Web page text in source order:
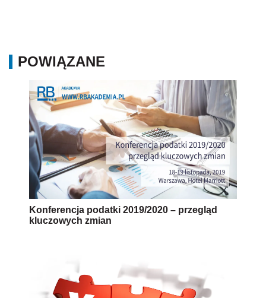
POWIĄZANE
Konferencja podatki 2019/2020 – przegląd
kluczowych zmian